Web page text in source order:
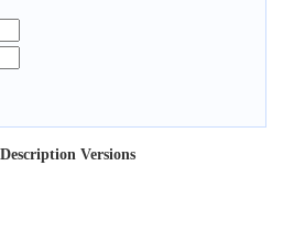
Description Versions